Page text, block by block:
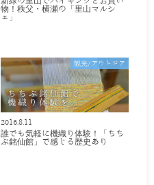
物！秩父・横瀬の「里山マルシ
ェ」
観光/アウトドア
2016.8.11
誰でも気軽に機織り体験！「ちち
ぶ銘仙館」で感じる歴史あり